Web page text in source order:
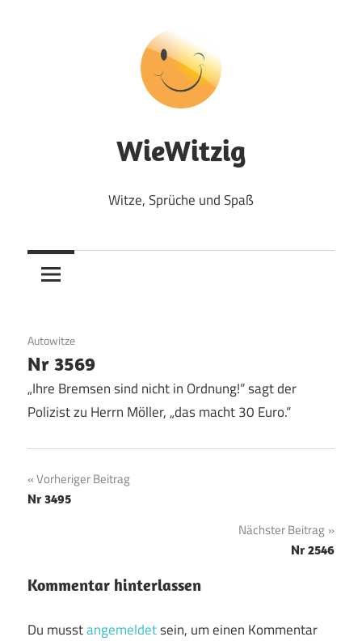
WieWitzig
Witze, Sprüche und Spaß
29. August 2017
Autowitze
Nr 3569
„Ihre Bremsen sind nicht in Ordnung!“ sagt der
Polizist zu Herrn Möller, „das macht 30 Euro.“
Beitragsnavigation
Vorheriger Beitrag
Nr 3495
Nächster Beitrag
Nr 2546
Kommentar hinterlassen
Du musstangemeldetsein, um einen Kommentar